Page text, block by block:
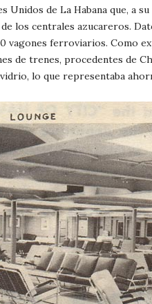
de La Habana que, a
los centrales azucareros.
vagones ferroviarios. Como
de trenes, procedentes de
lo que representaba